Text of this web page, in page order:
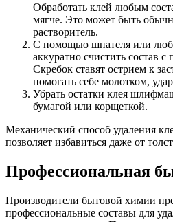
Обработать клей любым
мягче. Это может быть
растворитель.
С помощью шпателя или
аккуратно счистить состав
Скребок ставят острием к
помогать себе молотком,
Убрать остатки клея
бумагой или корщеткой.
Механический способ удаления
позволяет избавиться даже от
Профессиональная
Производители бытовой химии
профессиональные составы для